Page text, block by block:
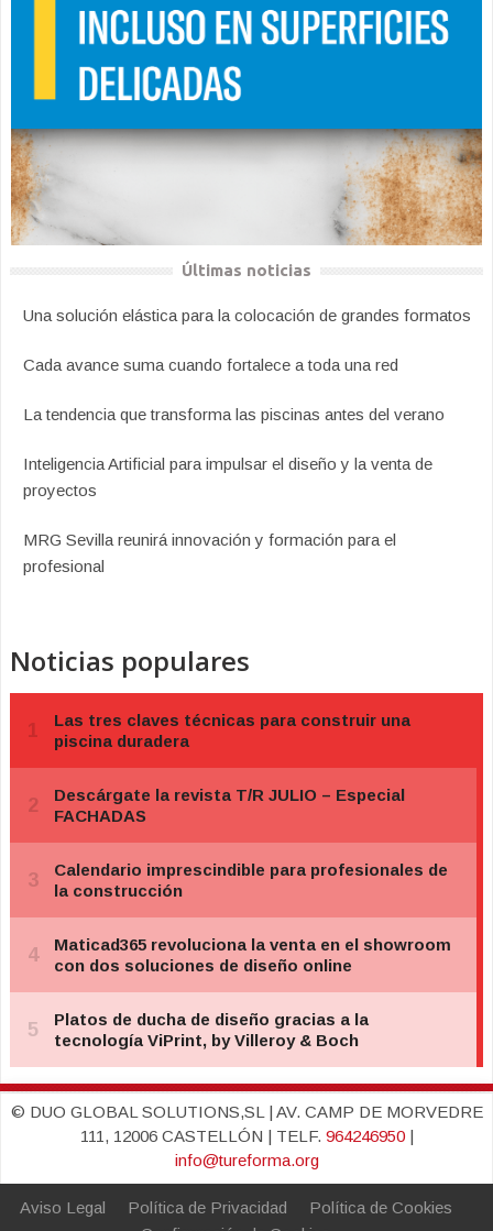
Últimas noticias
Una solución elástica para la colocación de grandes formatos
Cada avance suma cuando fortalece a toda una red
La tendencia que transforma las piscinas antes del verano
Inteligencia Artificial para impulsar el diseño y la venta de
proyectos
MRG Sevilla reunirá innovación y formación para el
profesional
Noticias populares
© DUO GLOBAL SOLUTIONS,SL | AV. CAMP DE MORVEDRE
111, 12006 CASTELLÓN | TELF. 964246950|
info@tureforma.org
Aviso Legal Política de Privacidad
Política de Cookies